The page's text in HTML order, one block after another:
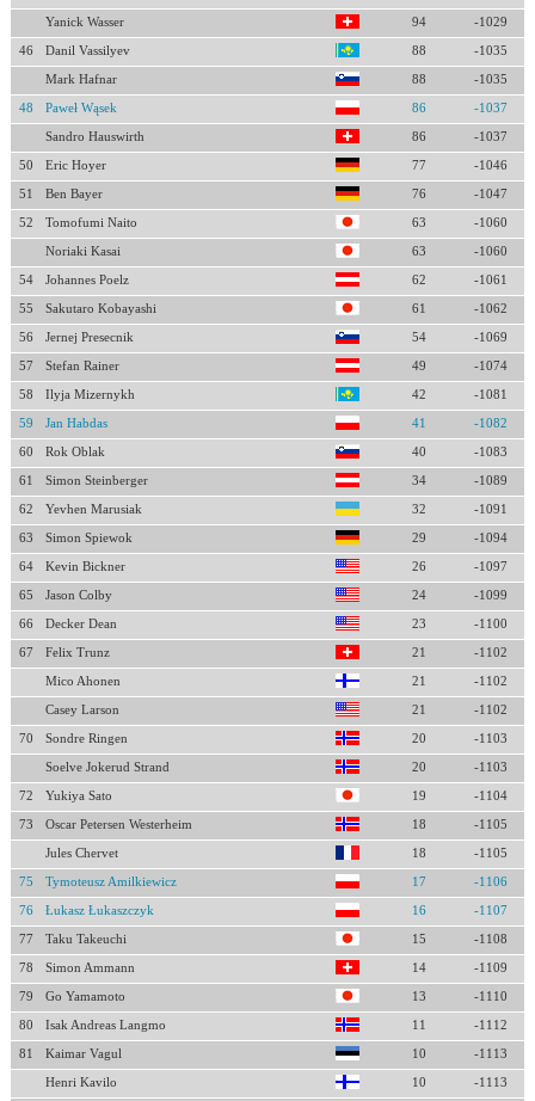
Yanick Wasser 94 -1029
46 Danil Vassilyev 88 -1035
Mark Hafnar 88 -1035
48 Paweł Wąsek 86 -1037
Sandro Hauswirth 86 -1037
50 Eric Hoyer 77 -1046
51 Ben Bayer 76 -1047
52 Tomofumi Naito 63 -1060
Noriaki Kasai 63 -1060
54 Johannes Poelz 62 -1061
55 Sakutaro Kobayashi 61 -1062
56 Jernej Presecnik 54 -1069
57 Stefan Rainer 49 -1074
58 Ilyja Mizernykh 42 -1081
59 Jan Habdas 41 -1082
60 Rok Oblak 40 -1083
61 Simon Steinberger 34 -1089
62 Yevhen Marusiak 32 -1091
63 Simon Spiewok 29 -1094
64 Kevin Bickner 26 -1097
65 Jason Colby 24 -1099
66 Decker Dean 23 -1100
67 Felix Trunz 21 -1102
Mico Ahonen 21 -1102
Casey Larson 21 -1102
70 Sondre Ringen 20 -1103
Soelve Jokerud Strand 20 -1103
72 Yukiya Sato 19 -1104
73 Oscar Petersen Westerheim 18 -1105
Jules Chervet 18 -1105
75 Tymoteusz Amilkiewicz 17 -1106
76 Łukasz Łukaszczyk 16 -1107
77 Taku Takeuchi 15 -1108
78 Simon Ammann 14 -1109
79 Go Yamamoto 13 -1110
80 Isak Andreas Langmo 11 -1112
81 Kaimar Vagul 10 -1113
Henri Kavilo 10 -1113